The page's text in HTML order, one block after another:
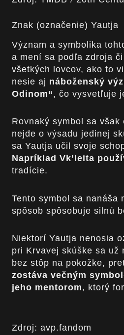
Znak (označenie) Yautja
Význam a symbolika
a mení sa podľa zdroja
všetkých lovcov, ako to
nesie aj náboženský
Odinom“, čo vysvetľuje
Rovnaký symbol sa
nejde o výsadu jedinej
sa Yautja učil svoje
Napríklad Vk’leita
tradície.
Tento symbol sa nanáša
spôsob spôsobuje silnú
Niektorí Yautja nenosia
pri Krvavej skúške sa už
bez stôp na pokožke,
zostáva večným
jeho mentorom, ktorý
Zdroj: avp.fandom